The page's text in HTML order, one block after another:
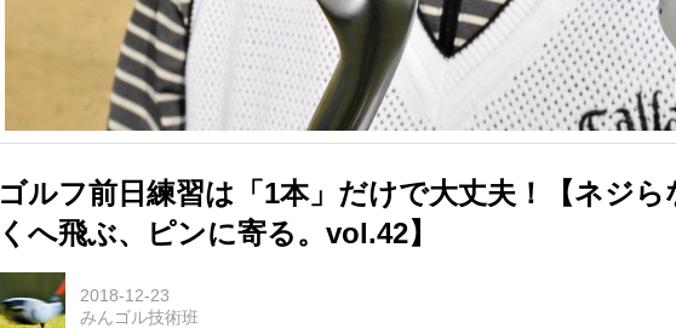
ゴルフ前日練習は「1本」だけで大丈夫！【ネジ
くへ飛ぶ、ピンに寄る。vol.42】
2018-12-23
みんゴル技術班